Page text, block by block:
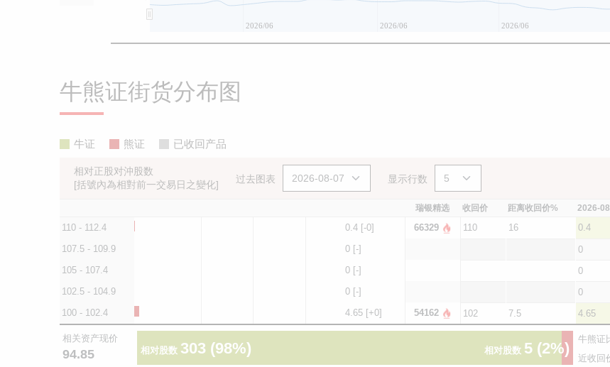
2026/06 2026/06 2026/06
牛熊证街货分布图
牛证 熊证 已收回产品
相对正股对沖股数
[括號內為相對前一交易日之變化]
过去图表 显示行数
瑞银精选 收回价 距离收回价% 2026-
110 - 112.4 0.4 [-0] 66329 110 16 0.4
107.5 - 109.9
0 [-] 0
105 - 107.4
0 [-] 0
102.5 - 104.9
0 [-] 0
100 - 102.4
4.65 [+0] 54162 102 7.5 4.65
相关资产现价
94.85 相对股数 303 (98%) 相对股数 5 (2%)
牛熊证
近收回